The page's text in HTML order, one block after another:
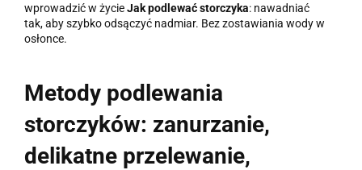
wprowadzić w życieJak podlewać storczyka: nawadniać
tak, aby szybko odsączyć nadmiar. Bez zostawiania wody w
osłonce.
Metody podlewania
storczyków: zanurzanie,
delikatne przelewanie,